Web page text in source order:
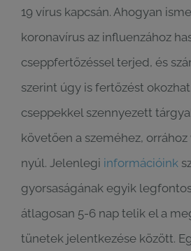
19 vírus kapcsán. Ahogyan
koronavírus az influenzához
cseppfertőzéssel terjed, és
szerint úgy is fertőzést
cseppekkel szennyezett
követően a szeméhez, orrához
nyúl. Jelenlegi információink
gyorsaságának egyik
átlagosan 5-6 nap telik el a
tünetek jelentkezése között.